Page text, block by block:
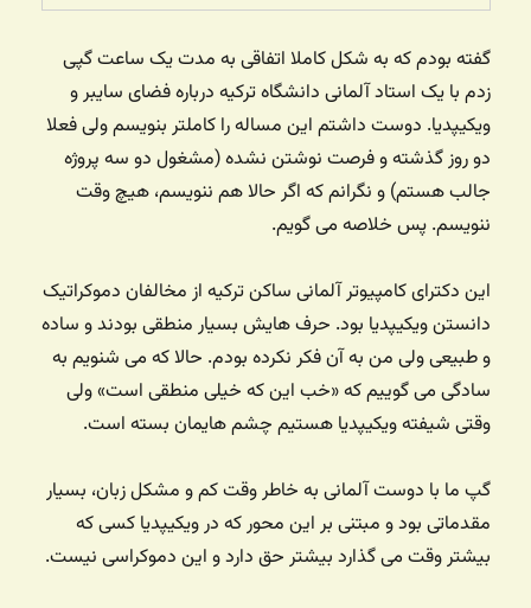
گفته بودم که به شکل کاملا اتفاقی به مدت یک ساعت گپی
زدم با یک استاد آلمانی دانشگاه ترکیه درباره فضای سایبر و
ویکیپدیا. دوست داشتم این مساله را کاملتر بنویسم ولی فعلا
دو روز گذشته و فرصت نوشتن نشده (مشغول دو سه پروژه
جالب هستم) و نگرانم که اگر حالا هم ننویسم، هیچ وقت
ننویسم. پس خلاصه می گویم.
این دکترای کامپیوتر آلمانی ساکن ترکیه از مخالفان دموکراتیک
دانستن ویکیپدیا بود. حرف هایش بسیار منطقی بودند و ساده
و طبیعی ولی من به آن فکر نکرده بودم. حالا که می شنویم به
سادگی می گوییم که «خب این که خیلی منطقی است» ولی
وقتی شیفته ویکیپدیا هستیم چشم هایمان بسته است.
گپ ما با دوست آلمانی به خاطر وقت کم و مشکل زبان، بسیار
مقدماتی بود و مبتنی بر این محور که در ویکیپدیا کسی که
بیشتر وقت می گذارد بیشتر حق دارد و این دموکراسی نیست.